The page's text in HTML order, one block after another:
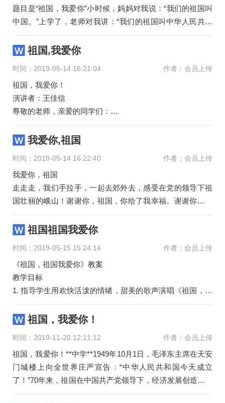
题目是“祖国，我爱你”小时候，妈妈对我说：“我们的祖国叫
中国。”上学了，老师对我讲：“我们的祖国叫中华人民共和
国，我们要爱妈妈
祖国,我爱你
时间：2019-05-14 16:21:04 作者：会员上传
祖国，我爱你！
演讲者：王佳信
尊敬的老师，亲爱的同学们：
大家好！我演讲的题目是《祖国，我爱你！》
我呀呀学语的第一个发音是“妈妈”，我首先认得的词语是“中
我爱你,祖国
时间：2019-05-14 16:22:40 作者：会员上传
我爱你，祖国
走走走，我们手拉手，一起去郊外去，感受在党的领导下祖
国壮丽的峨山！谢谢你，祖国，你给了我幸福。谢谢你，祖
国，你给了我快乐。谢谢你，祖国，你给了我家园。谢谢
你，祖国，你给了我
祖国祖国我爱你
时间：2019-05-15 15:24:14 作者：会员上传
《祖国，祖国我爱你》教案
教学目标
1. 指导学生用欢快活泼的情绪，甜美的歌声演唱《祖国，祖
国我爱你》。
2. 知道前奏、间奏、尾奏，能够跟着伴奏唱谱。
祖国，我爱你！
时间：2019-11-20 12:11:12 作者：会员上传
祖国，我爱你！**中学**1949年10月1日，毛泽东主席在天安
门城楼上向全世界庄严宣告：“中华人民共和国今天成立
了！”70年来，祖国在中国共产党领导下，经济发展创造了伟
大奇迹，改变了中华